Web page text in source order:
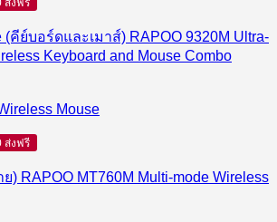
ส่งฟรี
(คีย์บอร์ดและเมาส์) RAPOO 9320M Ultra-
Keyboard and Mouse Combo
ส่งฟรี
ย) RAPOO MT760M Multi-mode Wireless